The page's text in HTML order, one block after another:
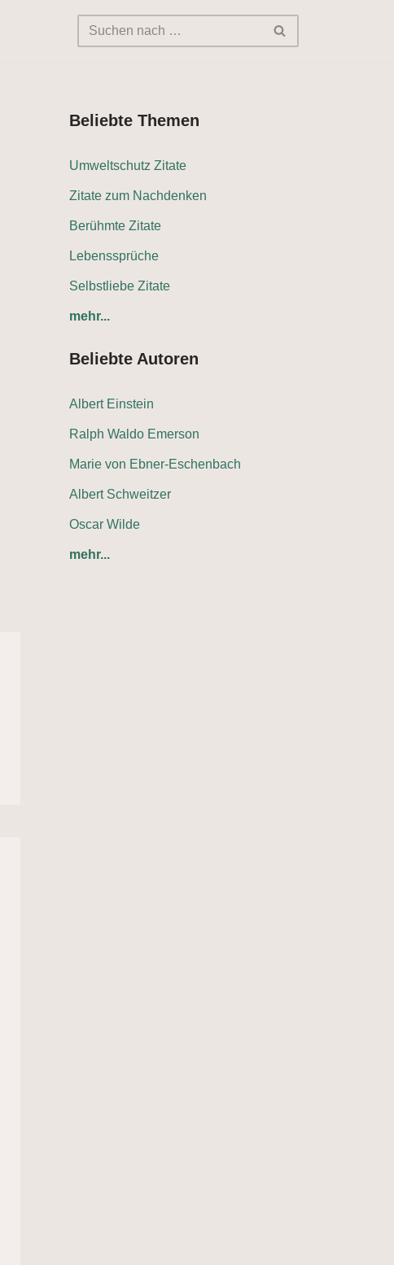
Beliebte Themen
Umweltschutz Zitate
Zitate zum Nachdenken
Berühmte Zitate
Lebenssprüche
Selbstliebe Zitate
mehr...
Beliebte Autoren
Albert Einstein
Ralph Waldo Emerson
Marie von Ebner-Eschenbach
Albert Schweitzer
Oscar Wilde
mehr...